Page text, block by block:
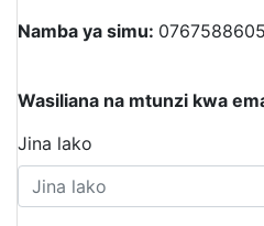
Namba ya simu: 0767588605
Wasiliana na mtunzi kwa
Jina lako